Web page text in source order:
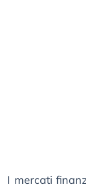
I mercati